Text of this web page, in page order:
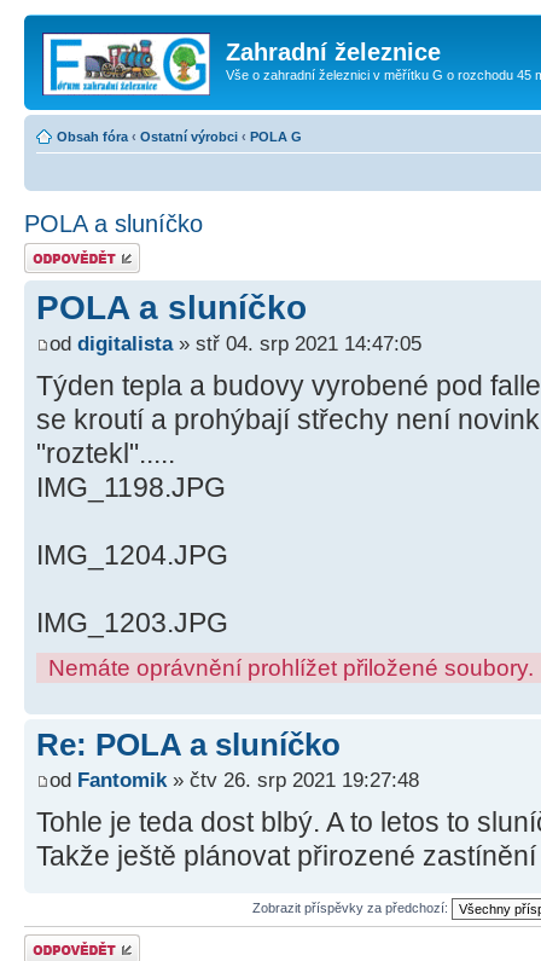
Zahradní železnice
Vše o zahradní železnici v měřítku G o rozchodu 45
Obsah fóra ‹ Ostatní výrobci ‹ POLA G
POLA a sluníčko
Odeslat odpověď
POLA a sluníčko
od digitalista» stř 04. srp 2021 14:47:05
Týden tepla a budovy vyrobené pod
se kroutí a prohýbají střechy není
"roztekl".....
IMG_1198.JPG
IMG_1204.JPG
IMG_1203.JPG
Nemáte oprávnění prohlížet přiložené soubory.
Re: POLA a sluníčko
od Fantomik» čtv 26. srp 2021 19:27:48
Tohle je teda dost blbý. A to letos to
Takže ještě plánovat přirozené
Zobrazit příspěvky za předchozí:
Odeslat odpověď